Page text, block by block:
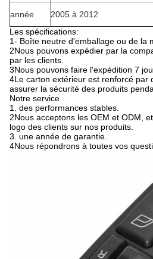
année
2005 à 2012
Les spécifications:
1- Boîte neutre d'emballage ou de la
2Nous pouvons expédier par la
par les clients.
3Nous pouvons faire l'expédition 7
4Le carton extérieur est renforcé par
assurer la sécurité des produits
Notre service
1. des performances stables.
2Nous acceptons les OEM et ODM,
logo des clients sur nos produits.
3. une année de garantie.
4Nous répondrons à toutes vos